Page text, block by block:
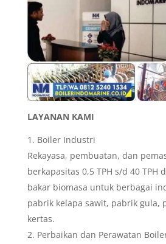
LAYANAN KAMI
Boiler Industri
Rekayasa, pembuatan, dan
berkapasitas 0,5 TPH s/d 40 TPH
bakar biomasa untuk berbagai
pabrik kelapa sawit, pabrik gula,
kertas.
Perbaikan dan Perawatan